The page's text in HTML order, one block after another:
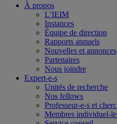
À propos
L’IEIM
Instances
Équipe de direction
Rapports annuels
Nouvelles et annonces
Partenaires
Nous joindre
Expert-e-s
Unités de recherche
Nos fellows
Professeur-e-s et
Membres individuel-